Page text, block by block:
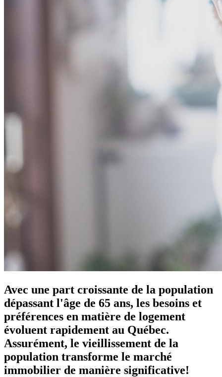
Avec une part croissante de la population
dépassant l'âge de 65 ans, les besoins et
préférences en matière de logement
évoluent rapidement au Québec.
Assurément, le vieillissement de la
population transforme le marché
immobilier de manière significative!